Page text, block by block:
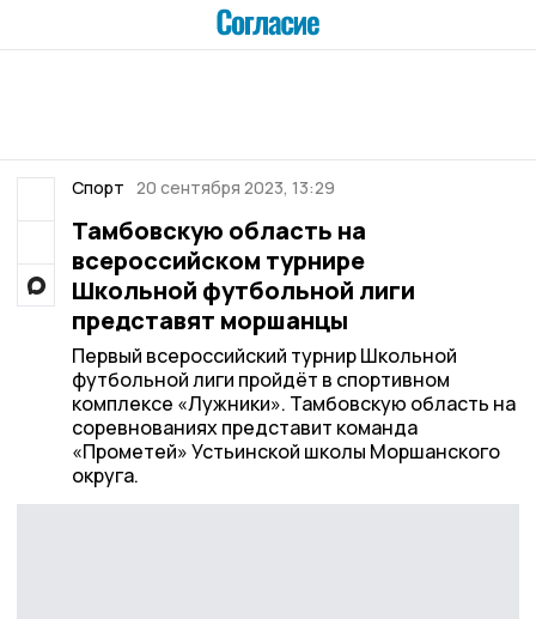
Спорт 20 сентября 2023, 13:29
Тамбовскую область на
всероссийском турнире
Школьной футбольной лиги
представят моршанцы
Первый всероссийский турнир Школьной
футбольной лиги пройдёт в спортивном
комплексе «Лужники». Тамбовскую область на
соревнованиях представит команда
«Прометей» Устьинской школы Моршанского
округа.